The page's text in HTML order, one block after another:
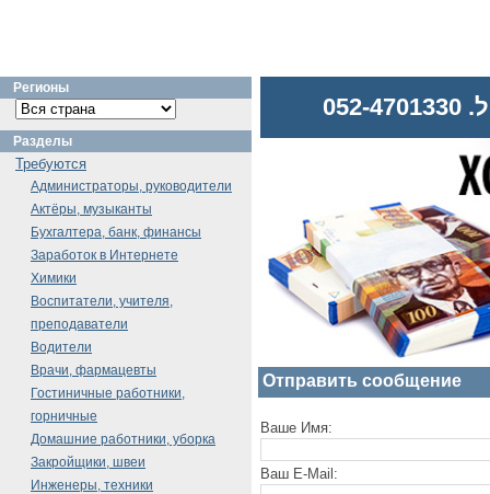
Отправить сообщение
Ваше Имя:
Ваш E-Mail:
Регионы
Разделы
Требуются
Администраторы, руководители
Актёры, музыканты
Бухгалтера, банк, финансы
Заработок в Интернете
Химики
Воспитатели, учителя,
преподаватели
Водители
Врачи, фармацевты
Гостиничные работники,
горничные
Домашние работники, уборка
Закройщики, швеи
Инженеры, техники